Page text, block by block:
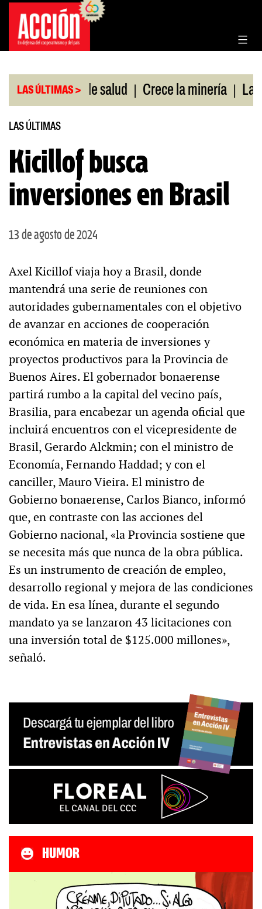
Saltar
contenido
LAS ÚLTIMAS >
cobertura de salud | Crece la minería | La
LAS ÚLTIMAS
Kicillof busca
inversiones en Brasil
13 de agosto de 2024
Axel Kicillof viaja hoy a Brasil, donde
mantendrá una serie de reuniones con
autoridades gubernamentales con el objetivo
de avanzar en acciones de cooperación
económica en materia de inversiones y
proyectos productivos para la Provincia de
Buenos Aires. El gobernador bonaerense
partirá rumbo a la capital del vecino país,
Brasilia, para encabezar un agenda oficial que
incluirá encuentros con el vicepresidente de
Brasil, Gerardo Alckmin; con el ministro de
Economía, Fernando Haddad; y con el
canciller, Mauro Vieira. El ministro de
Gobierno bonaerense, Carlos Bianco, informó
que, en contraste con las acciones del
Gobierno nacional, «la Provincia sostiene que
se necesita más que nunca de la obra pública.
Es un instrumento de creación de empleo,
desarrollo regional y mejora de las condiciones
de vida. En esa línea, durante el segundo
mandato ya se lanzaron 43 licitaciones con
una inversión total de $125.000 millones»,
señaló.
HUMOR